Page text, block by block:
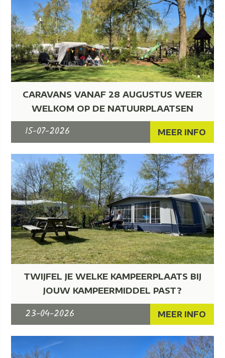
CARAVANS VANAF 28 AUGUSTUS WEER
WELKOM OP DE NATUURPLAATSEN
15-07-2026 MEER INFO
TWIJFEL JE WELKE KAMPEERPLAATS BIJ
JOUW KAMPEERMIDDEL PAST?
23-04-2026 MEER INFO